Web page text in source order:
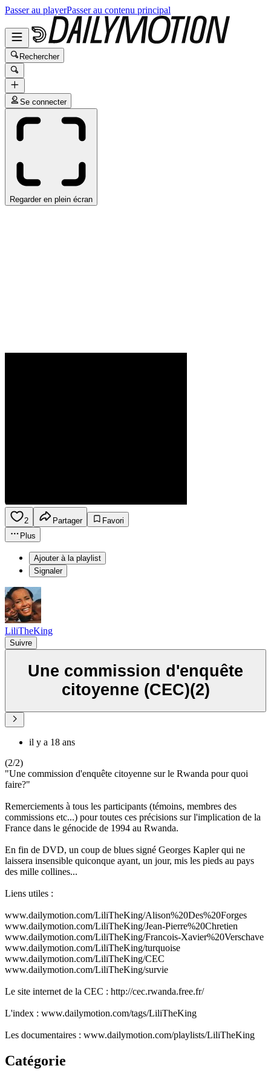
Passer au playerPasser au contenu principal
Rechercher
Se connecter
Regarder en plein écran
2 Partager
Favori
Plus
Ajouter à la playlist
Signaler
LiliTheKing
Suivre
Une commission d'enquête
citoyenne (CEC)(2)
il y a 18 ans
(2/2)
"Une commission d'enquête citoyenne sur le Rwanda pour quoi
faire?"
Remerciements à tous les participants (témoins, membres des
commissions etc...) pour toutes ces précisions sur l'implication de la
France dans le génocide de 1994 au Rwanda.
En fin de DVD, un coup de blues signé Georges Kapler qui ne
laissera insensible quiconque ayant, un jour, mis les pieds au pays
des mille collines...
Liens utiles :
www.dailymotion.com/LiliTheKing/Alison%20Des%20Forges
www.dailymotion.com/LiliTheKing/Jean-Pierre%20Chretien
www.dailymotion.com/LiliTheKing/Francois-Xavier%20Verschave
www.dailymotion.com/LiliTheKing/turquoise
www.dailymotion.com/LiliTheKing/CEC
www.dailymotion.com/LiliTheKing/survie
Le site internet de la CEC : http://cec.rwanda.free.fr/
L'index : www.dailymotion.com/tags/LiliTheKing
Les documentaires : www.dailymotion.com/playlists/LiliTheKing
Catégorie